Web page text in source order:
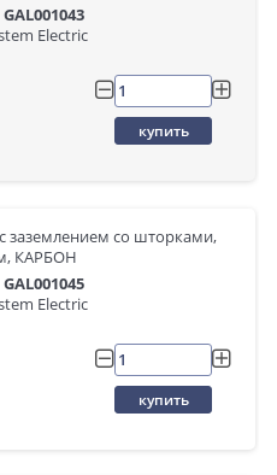
Electric
купить
заземлением со шторками,
КАРБОН
Electric
купить